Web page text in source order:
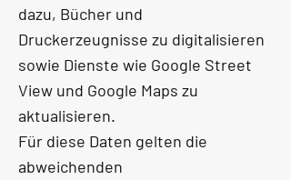
dazu, Bücher und
Druckerzeugnisse zu digitalisieren
sowie Dienste wie Google Street
View und Google Maps zu
aktualisieren.
Für diese Daten gelten die
abweichenden